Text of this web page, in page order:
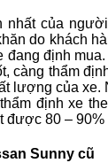
nhất của
do khách
đang định
càng thẩm
lượng của xe.
định xe
được 80 –
Sunny cũ